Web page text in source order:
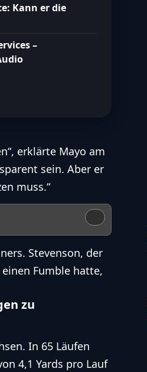
Kann er die
–
erklärte Mayo am
sein. Aber er
muss.“
Stevenson, der
Fumble hatte,
zu
In 65 Läufen
4,1 Yards pro Lauf